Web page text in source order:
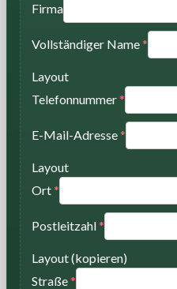
Firma
Vollständiger Name*
Layout
Telefonnummer*
E-Mail-Adresse*
Layout
Ort*
Postleitzahl*
Layout (kopieren)
Straße*